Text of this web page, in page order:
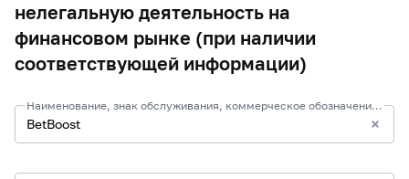
нелегальную деятельность на
финансовом рынке (при наличии
соответствующей информации)
Наименование, знак обслуживания, коммерческое обозначение и иные средства индивидуализации